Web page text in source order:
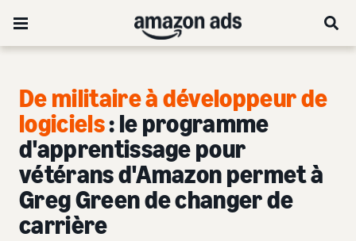
De militaire à développeur de
logiciels: le programme
d'apprentissage pour
vétérans d'Amazon permet à
Greg Green de changer de
carrière